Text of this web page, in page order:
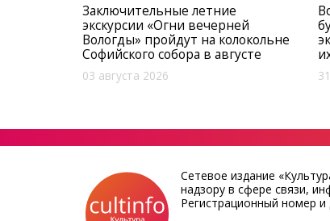
Заключительные летние
экскурсии «Огни вечерней
Вологды» пройдут на колокольне
Софийского собора в августе
03 августа 2026
Сетевое издание
надзору в сфере связи,
Регистрационный номер